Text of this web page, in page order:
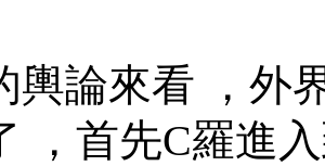
論來看 ，
 ，首先C羅進